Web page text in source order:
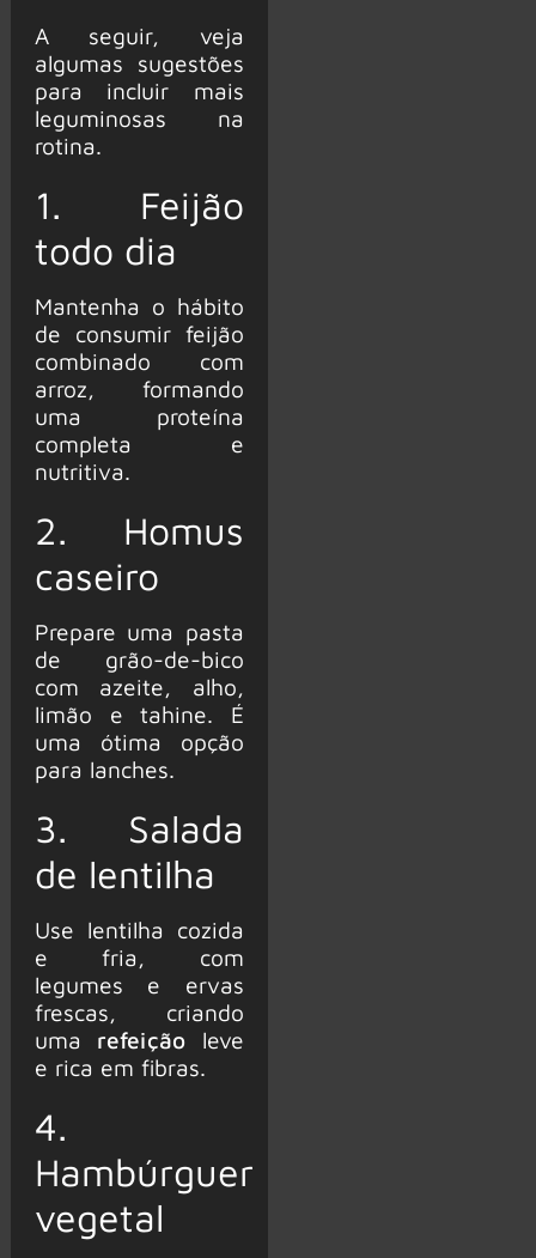
A seguir, veja
algumas sugestões
para incluir mais
leguminosas na
rotina.
1. Feijão
todo dia
Mantenha o hábito
de consumir feijão
combinado com
arroz, formando
uma proteína
completa e
nutritiva.
2. Homus
caseiro
Prepare uma pasta
de grão-de-bico
com azeite, alho,
limão e tahine. É
uma ótima opção
para lanches.
3. Salada
de lentilha
Use lentilha cozida
e fria, com
legumes e ervas
frescas, criando
uma refeição leve
e rica em fibras.
4.
Hambúrguer
vegetal